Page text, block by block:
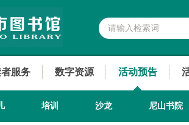
服务 数字资源 活动预告
培训 沙龙 尼山书院